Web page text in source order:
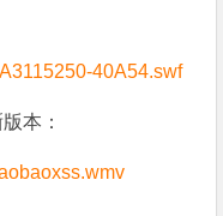
40A54.swf
本：